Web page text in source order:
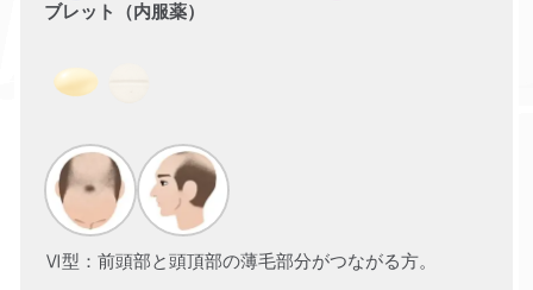
ブレット（内服薬）
Ⅵ型：前頭部と頭頂部の薄毛部分がつながる方。